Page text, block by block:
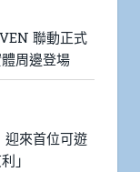
聯動正式
周邊登場
迎來首位可遊
」